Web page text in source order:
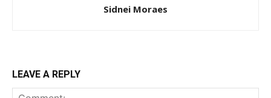
Sidnei Moraes
LEAVE A REPLY